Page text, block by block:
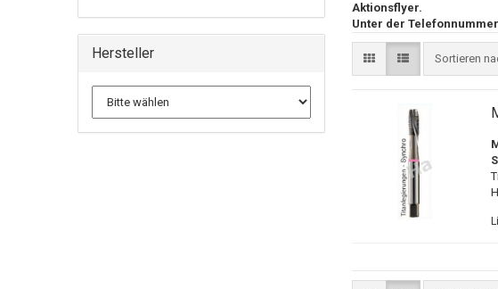
Aktionsflyer.
Unter der
Sortieren
Hersteller